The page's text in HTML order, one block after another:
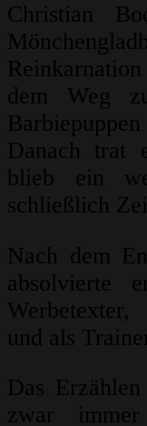
Christian
dem Weg
Danach trat
blieb ein
schließlich
Nach dem
absolvierte
und als
Das
zwar